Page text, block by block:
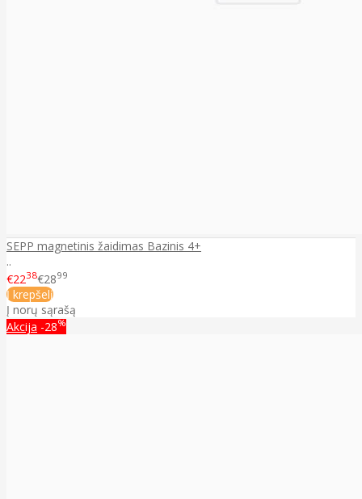
SEPP magnetinis žaidimas Bazinis 4+
..
€2238€2899
Į krepšelį
Į norų sąrašą
Akcija -28%